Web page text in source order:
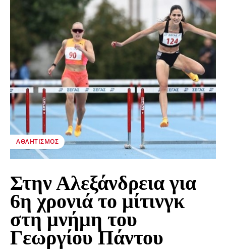
ΑΘΛΗΤΙΣΜΌΣ
Στην Αλεξάνδρεια για
6η χρονιά το μίτινγκ
στη μνήμη του
Γεωργίου Πάντου